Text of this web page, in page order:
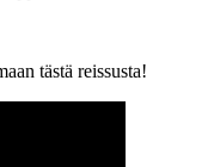
tästä reissusta!